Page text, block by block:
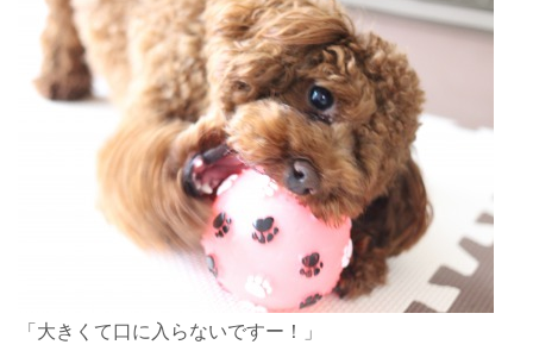
「大きくて口に入らないですー！」